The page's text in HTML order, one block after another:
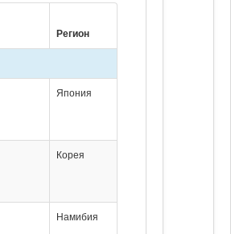
Регион
Япония
Корея
Намибия